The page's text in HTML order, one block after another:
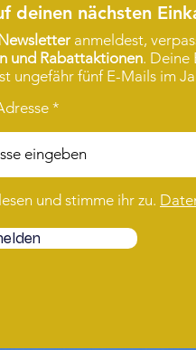
deinen nächsten
anmeldest,
und Rabattaktionen. Deine
ungefähr fünf E-Mails im
und stimme ihr zu.